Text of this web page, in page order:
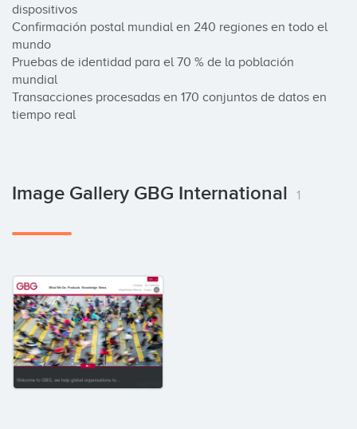
dispositivos
Confirmación postal mundial en 240 regiones en todo el
mundo
Pruebas de identidad para el 70 % de la población
mundial
Transacciones procesadas en 170 conjuntos de datos en
tiempo real
Image Gallery GBG International 1